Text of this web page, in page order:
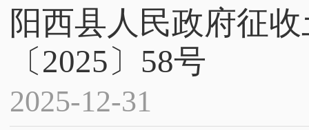
阳西县人民政府征
〔2025〕58号
2025-12-31